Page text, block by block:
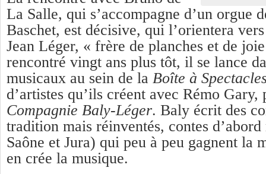
La Salle, qui s’accompagne d’un orgue
Baschet, est décisive, qui l’orientera
Jean Léger, « frère de planches et de
rencontré vingt ans plus tôt, il se lance
musicaux au sein de la Boîte à
d’artistes qu’ils créent avec Rémo Gary,
Compagnie Baly-Léger. Baly écrit des
tradition mais réinventés, contes
Saône et Jura) qui peu à peu gagnent la
en crée la musique.